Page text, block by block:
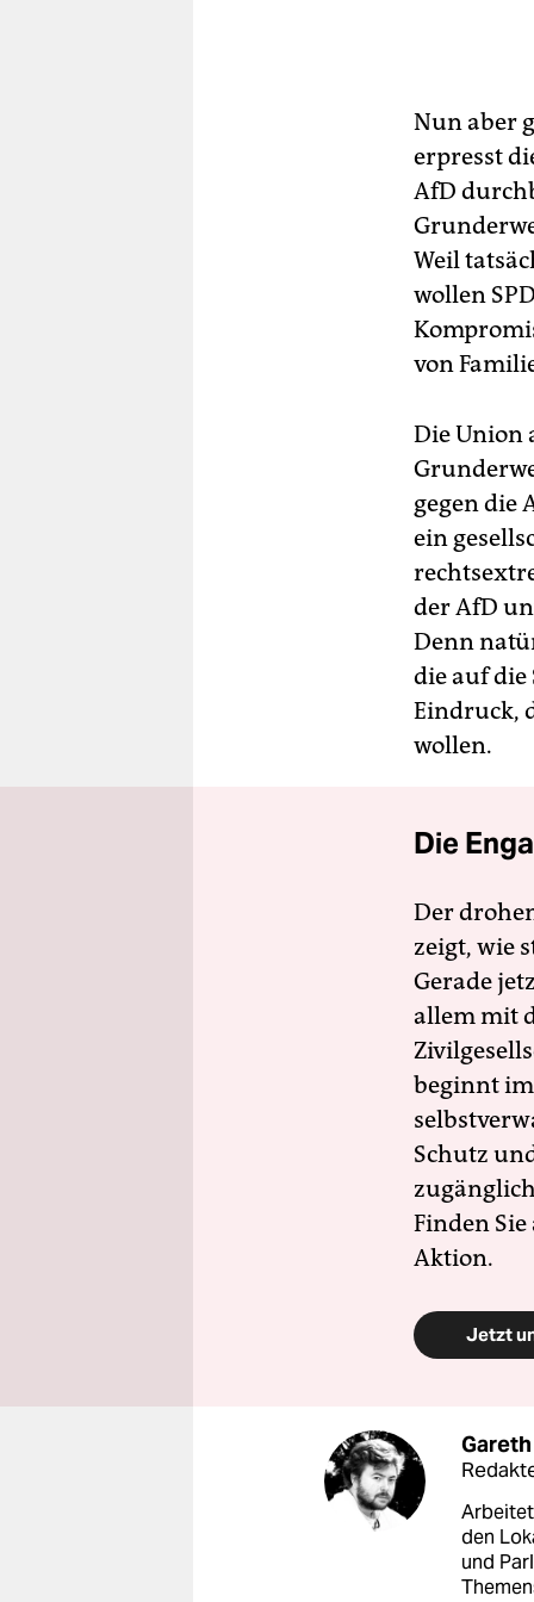
Nun aber
erpresst
AfD
Weil
wollen
von
Die Union
gegen die
ein
der AfD
Denn
die auf die
Eindruck,
wollen.
Die
Der
zeigt, wie
Gerade
allem mit
beginnt
Schutz
Finden
Aktion.
Jetzt
den
und